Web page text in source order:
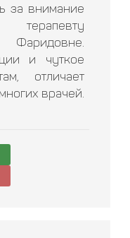
за внимание
терапевту
Фаридовне.
и чуткое
отличает
врачей.